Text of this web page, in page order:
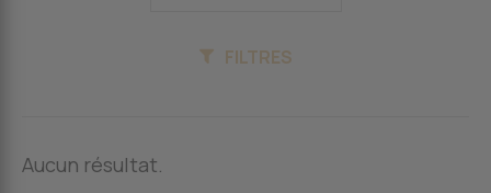
FILTRES
Aucun résultat.